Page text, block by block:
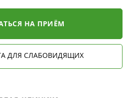
НА ПРИЁМ
ДЛЯ СЛАБОВИДЯЩИХ